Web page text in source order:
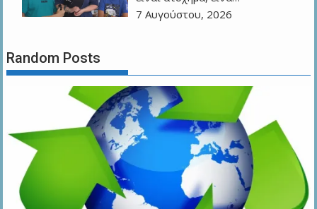
7 Αυγούστου, 2026
Random Posts